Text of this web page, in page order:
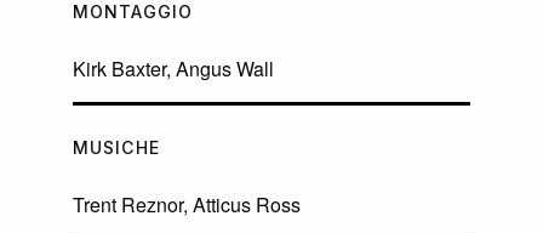
MONTAGGIO
Kirk Baxter, Angus Wall
MUSICHE
Trent Reznor, Atticus Ross